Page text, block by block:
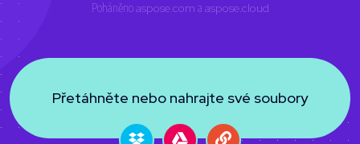
Poháněnoaspose.com a aspose.cloud
Přetáhněte nebo nahrajte své soubory